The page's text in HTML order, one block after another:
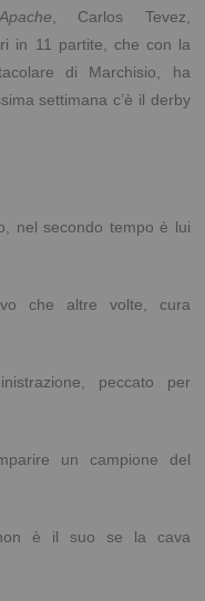
Apache , Carlos Tevez,
in 11 partite, che con la
di Marchisio, ha
settimana c’è il derby
nel secondo tempo è lui
che altre volte, cura
peccato per
un campione del
è il suo se la cava